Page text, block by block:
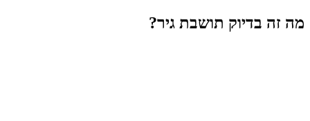
מה זה בדיוק תושבת גיר?